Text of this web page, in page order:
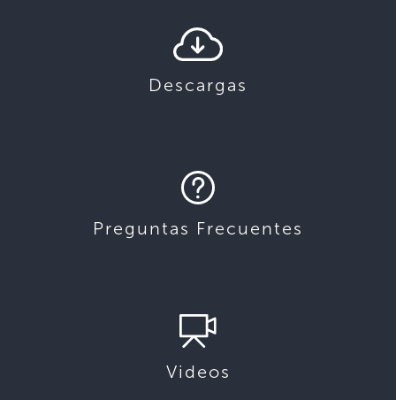
Descargas
Preguntas Frecuentes
Videos